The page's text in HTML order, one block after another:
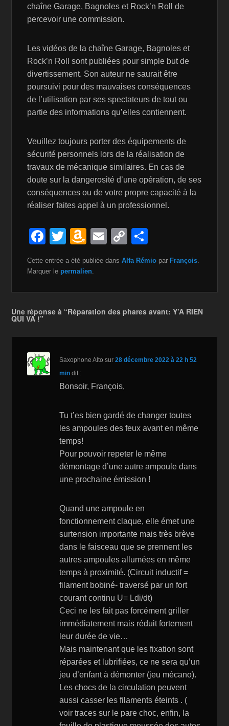
chaîne Garage, Bagnoles et Rock’n Roll de
percevoir une commission.
Les vidéos de la chaîne Garage, Bagnoles et
Rock’n Roll sont publiées pour simple but de
divertissement. Son auteur ne saurait être
poursuivi pour des mauvaises conséquences
de l’utilisation par ses spectateurs de tout ou
partie des informations qu’elles contiennent.
Veuillez toujours porter des équipements de
sécurité personnels lors de la réalisation de
travaux de mécanique similaires. En cas de
doute sur la dangerosité d’une opération, de ses
conséquences ou de votre propre capacité à la
réaliser faites appel à un professionnel.
F
c
o
o
k
T
wi
tt
A
m
a
n
W
h
Li
E
m
ail
C
o
p
n
k
ar
ta
Cette entrée a été publiée dansAlfa Rémio par François.
Marquer le permalien.
Une réponse à “Réparation des phares avant: Y’A RIEN
QUI VA !”
Saxophone Alto sur28 décembre 2022 à 22 h 52
min dit :
Bonsoir, François,
Tu t’es bien gardé de changer toutes
les ampoules des feux avant en même
temps!
Pour pouvoir repeter le même
démontage d’une autre ampoule dans
une prochaine émission !
Quand une ampoule en
fonctionnement claque, elle émet une
surtension importante mais très brève
dans le faisceau que se prennent les
autres ampoules allumées en même
temps à proximité. (Circuit inductif =
filament bobiné- traversé par un fort
courant continu U= Ldi/dt)
Ceci ne les fait pas forcément griller
immédiatement mais réduit fortement
leur durée de vie…
Mais maintenant que les fixation sont
réparées et lubrifiées, ce ne sera qu’un
jeu d’enfant à démonter (jeu mécano).
Les chocs de la circulation peuvent
aussi casser les filaments éteints . (
voir traces sur le pare choc, enfin, la